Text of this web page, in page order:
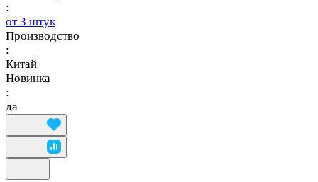
:
от 3 штук
Производство
:
Китай
Новинка
:
да